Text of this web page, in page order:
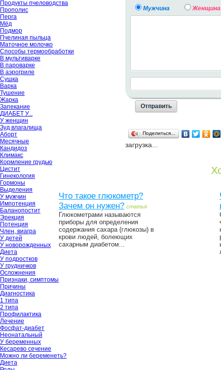
Продукты пчеловодства
Прополис
Перга
Мёд
Подмор
Пчелиная пыльца
Маточное молочко
Способы термообработки
В мультиварке
В пароварке
В аэрогриле
Сушка
Варка
Тушение
Жарка
Запекание
ДИАБЕТ У...
У женщин
Зуд влагалища
Аборт
Месячные
Кандидоз
Климакс
Кормление грудью
Цистит
Гинекология
Гормоны
Выделения
У мужчин
Импотенция
Баланопостит
Эрекция
Потенция
Член, виагра
У детей
У новорожденных
Диета
У подростков
У грудничков
Осложнения
Признаки, симптомы
Причины
Диагностика
1 типа
2 типа
Профилактика
Лечение
Фосфат-диабет
Неонатальный
У беременных
Кесарево сечение
Можно ли беременеть?
Диета
Мужчина Женщина
Поделиться…
загрузка...
Что такое глюкометр?
Зачем он нужен? статья
Глюкометрами называются
приборы для определения
содержания сахара (глюкозы) в
крови людей, болеющих
сахарным диабетом...